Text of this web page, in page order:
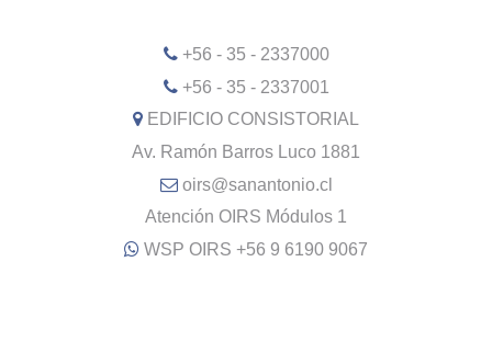
+56 - 35 - 2337000
+56 - 35 - 2337001
EDIFICIO CONSISTORIAL
Av. Ramón Barros Luco 1881
oirs@sanantonio.cl
Atención OIRS Módulos 1
WSP OIRS +56 9 6190 9067